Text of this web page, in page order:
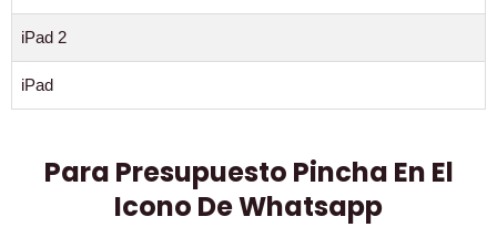
iPad 2
iPad
Para Presupuesto Pincha En El
Icono De Whatsapp